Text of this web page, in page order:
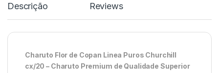
Descrição Reviews
Charuto Flor de Copan Linea Puros Churchill
cx/20 – Charuto Premium de Qualidade Superior